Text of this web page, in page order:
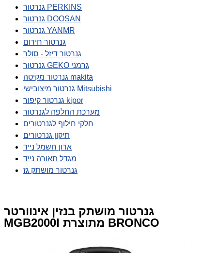
גנרטור PERKINS
גנרטור DOOSAN
גנרטור YANMR
גנרטור חירום
גנרטור דיזל - סולר
גנרטור GEKO גרמני
גנרטור מקיטה makita
גנרטור מיצובישי Mitsubishi
גנרטור קיפור kipor
מערכת החלפה לגנרטור
חלקי חילוף לגנרטורים
תיקון גנרטורים
ארון חשמל נייד
מגדל תאורה נייד
גנרטור מושתק גז
גנרטור מושתק בנזין אינוורטר
MGB2000I מתוצרת BRONCO